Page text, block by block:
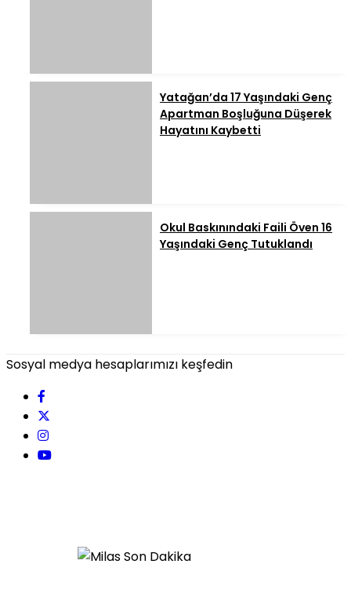
Yatağan’da 17 Yaşındaki Genç
Apartman Boşluğuna Düşerek
Hayatını Kaybetti
Okul Baskınındaki Faili Öven 16
Yaşındaki Genç Tutuklandı
Sosyal medya hesaplarımızı keşfedin